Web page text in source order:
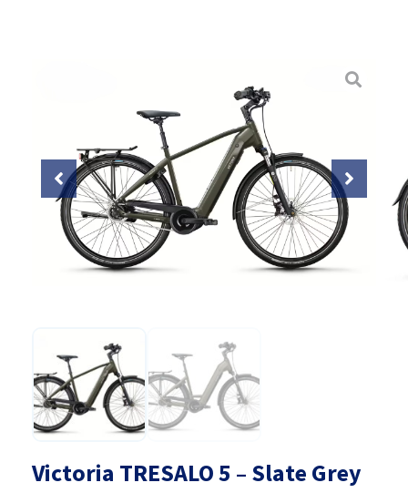
Victoria TRESALO 5 – Slate Grey